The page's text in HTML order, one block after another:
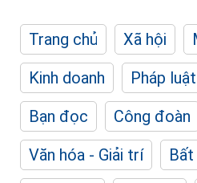
Trang chủ Xã hội
Kinh doanh
Pháp luật
Bạn đọc
Công đoàn
Văn hóa - Giải trí